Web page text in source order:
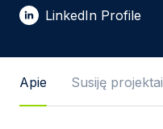
El. pašto adresas *
Žinutės tekstas
LinkedIn Profile
Apie Susiję projektai